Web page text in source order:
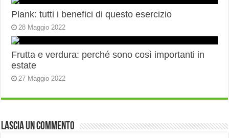
Plank: tutti i benefici di questo esercizio
28 Maggio 2022
Frutta e verdura: perché sono così importanti in
estate
27 Maggio 2022
Lascia un commento